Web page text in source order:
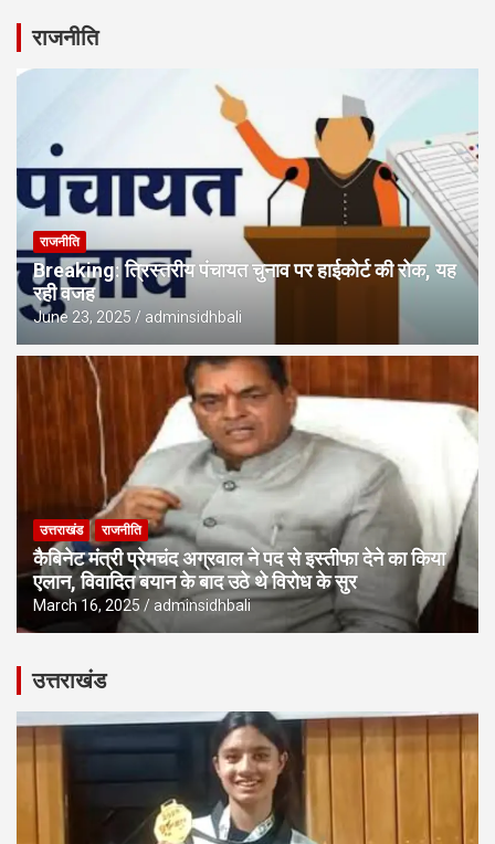
राजनीति
राजनीति
Breaking: त्रिस्तरीय पंचायत चुनाव पर हाईकोर्ट की रोक, यह
रही वजह
June 23, 2025 adminsidhbali
उत्तराखंड राजनीति
कैबिनेट मंत्री प्रेमचंद अग्रवाल ने पद से इस्तीफा देने का किया
एलान, विवादित बयान के बाद उठे थे विरोध के सुर
March 16, 2025 adminsidhbali
उत्तराखंड